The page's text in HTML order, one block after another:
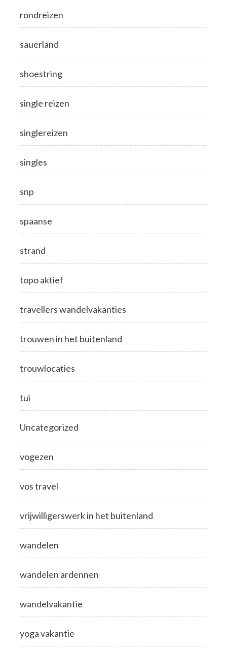
rondreizen
sauerland
shoestring
single reizen
singlereizen
singles
snp
spaanse
strand
topo aktief
travellers wandelvakanties
trouwen in het buitenland
trouwlocaties
tui
Uncategorized
vogezen
vos travel
vrijwilligerswerk in het buitenland
wandelen
wandelen ardennen
wandelvakantie
yoga vakantie